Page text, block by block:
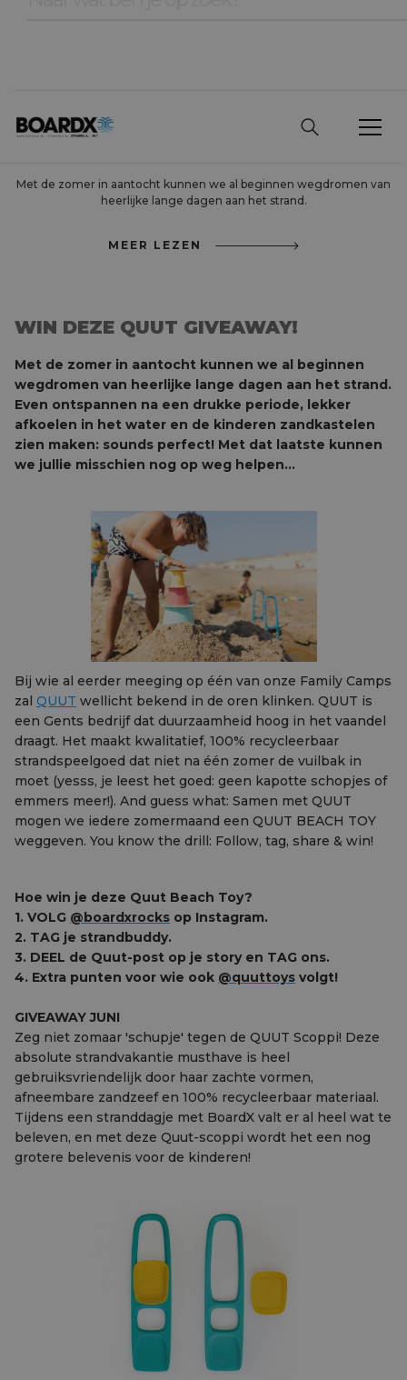
GIVEAWAY!
Met de zomer in aantocht kunnen we al beginnen wegdromen van
heerlijke lange dagen aan het strand.
MEER LEZEN
WIN DEZE QUUT GIVEAWAY!
Met de zomer in aantocht kunnen we al beginnen
wegdromen van heerlijke lange dagen aan het strand.
Even ontspannen na een drukke periode, lekker
afkoelen in het water en de kinderen zandkastelen
zien maken: sounds perfect! Met dat laatste kunnen
we jullie misschien nog op weg helpen...
Bij wie al eerder meeging op één van onze Family Camps
zal QUUT wellicht bekend in de oren klinken. QUUT is
een Gents bedrijf dat duurzaamheid hoog in het vaandel
draagt. Het maakt kwalitatief, 100% recycleerbaar
strandspeelgoed dat niet na één zomer de vuilbak in
moet (yesss, je leest het goed: geen kapotte schopjes of
emmers meer!). And guess what: Samen met QUUT
mogen we iedere zomermaand een QUUT BEACH TOY
weggeven. You know the drill: Follow, tag, share & win!
Hoe win je deze Quut Beach Toy?
1. VOLG @boardxrocks op Instagram.
2. TAG je strandbuddy.
3. DEEL de Quut-post op je story en TAG ons.
4. Extra punten voor wie ook @quuttoys volgt!
GIVEAWAY JUNI
Zeg niet zomaar 'schupje' tegen de QUUT Scoppi! Deze
absolute strandvakantie musthave is heel
gebruiksvriendelijk door haar zachte vormen,
afneembare zandzeef en 100% recycleerbaar materiaal.
Tijdens een stranddagje met BoardX valt er al heel wat te
beleven, en met deze Quut-scoppi wordt het een nog
grotere belevenis voor de kinderen!